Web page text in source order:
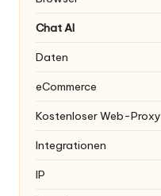
Chat AI
Daten
eCommerce
Kostenloser Web-Proxy
Integrationen
IP